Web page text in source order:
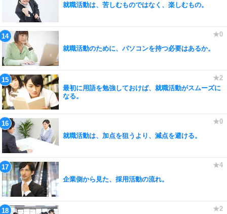
就職活動は、苦しむものではなく、楽しむもの。
就職活動のために、パソコンを持つ必要はあるか。
最初に用語を勉強しておけば、就職活動がスムーズに
なる。
就職活動は、加点を狙うより、減点を避ける。
企業側から見た、採用活動の流れ。